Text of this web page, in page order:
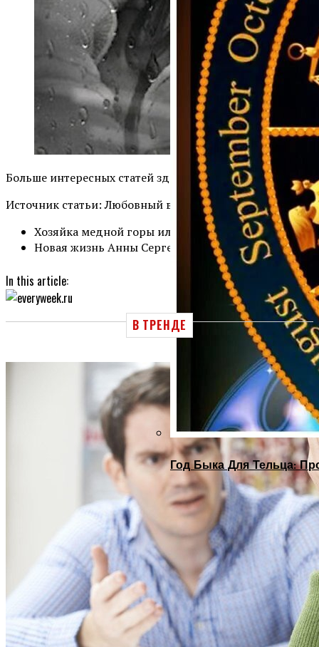
Год Быка Для Тельца:
Больше интересных статей здесь: Отношения.
Источник статьи: Любовный вызов — привязка.
Хозяйка медной горы или фантазия дошкольника
Новая жизнь Анны Сергеевны. Часть 4.
In this article:
В ТРЕНДЕ